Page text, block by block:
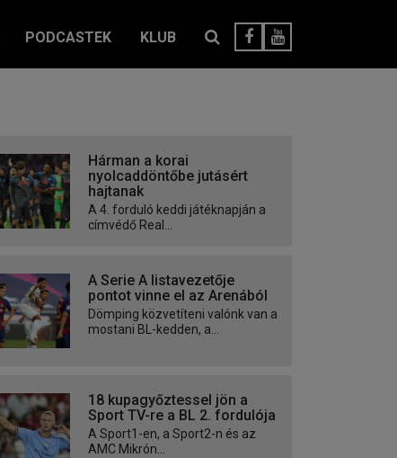
PODCASTEK KLUB
Hárman a korai
nyolcaddöntőbe jutásért
hajtanak
A 4. forduló keddi játéknapján a
címvédő Real...
A Serie A listavezetője
pontot vinne el az Arenából
Dömping közvetíteni valónk van a
mostani BL-kedden, a...
18 kupagyőztessel jön a
Sport TV-re a BL 2. fordulója
A Sport1-en, a Sport2-n és az
AMC Mikrón...